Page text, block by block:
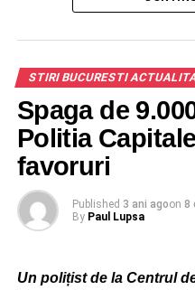
Bărbatul a povestit
oportunitatea investirii în
apelat numărul de telefon
discutat cu o persoană ce
Romgaz.
acceptat să învestească
care i-a comunicat acelei
identitate.
STIRI BUCURESTI
Spaga de
Politia
favoruri
Published 3 ani agoon 8
By Paul Lupsa
Un polițist de la Centrul